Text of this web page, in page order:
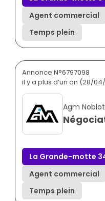
Agent commercial
Temps plein
Annonce N°6797098
il y a plus d’un an (28/
Agm
La Grande-motte
Agent commercial
Temps plein